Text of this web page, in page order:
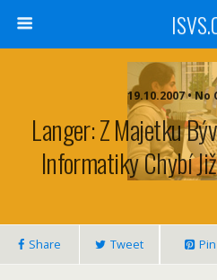
Langer: Z Majetku
Informatiky Chybí
Share Tweet Pin